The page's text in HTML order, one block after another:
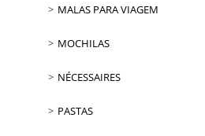
MALAS PARA VIAGEM
MOCHILAS
NÉCESSAIRES
PASTAS